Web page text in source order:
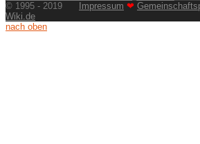
© 1995 - 2019 Impressum ❤
Wiki.de
nach oben